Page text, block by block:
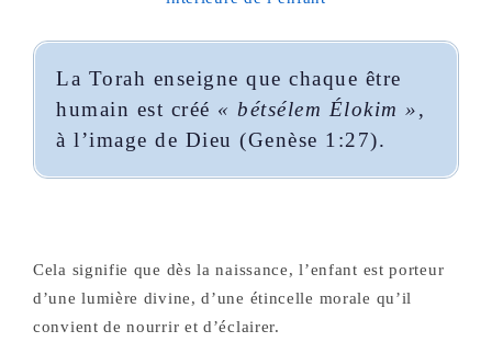
La Torah enseigne que chaque être
humain est créé « bétsélem Élokim »,
à l’image de Dieu (Genèse 1:27).
Cela signifie que dès la naissance, l’enfant est porteur
d’une lumière divine, d’une étincelle morale qu’il
convient de nourrir et d’éclairer.